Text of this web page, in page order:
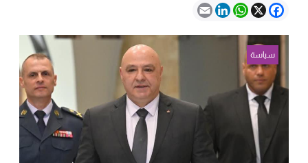
Facebook
X
WhatsApp
LinkedIn
Email
سياسة